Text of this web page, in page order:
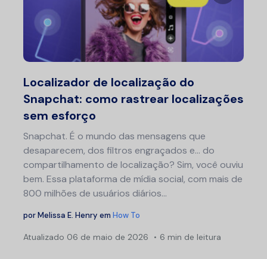
Localizador de localização do
Snapchat: como rastrear localizações
sem esforço
Snapchat. É o mundo das mensagens que
desaparecem, dos filtros engraçados e... do
compartilhamento de localização? Sim, você ouviu
bem. Essa plataforma de mídia social, com mais de
800 milhões de usuários diários...
porMelissa E. Henry em How To
Atualizado 06 de maio de 2026 6 min de leitura